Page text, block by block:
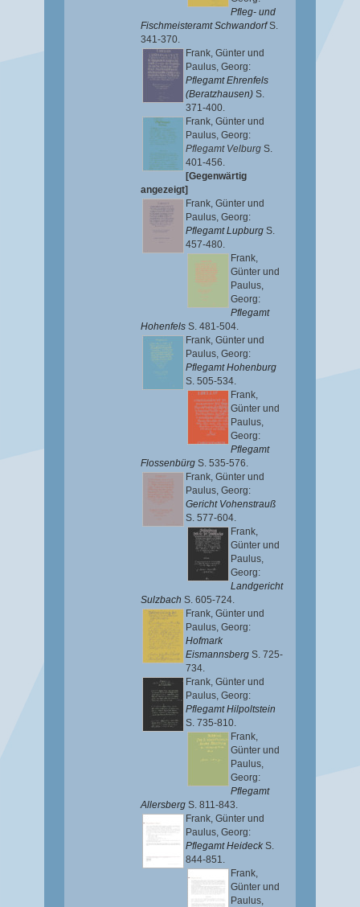
Pfleg- und
Fischmeisteramt SchwandorfS.
341-370.
Frank, Günter und
Paulus, Georg:
Pflegamt Ehrenfels
(Beratzhausen) S.
371-400.
Frank, Günter und
Paulus, Georg:
Pflegamt Velburg S.
401-456.
[Gegenwärtig
angezeigt]
Frank, Günter und
Paulus, Georg:
Pflegamt Lupburg S.
457-480.
Frank,
Günter und
Paulus,
Georg:
Pflegamt
Hohenfels S. 481-504.
Frank, Günter und
Paulus, Georg:
Pflegamt Hohenburg
S. 505-534.
Frank,
Günter und
Paulus,
Georg:
Pflegamt
Flossenbürg S. 535-576.
Frank, Günter und
Paulus, Georg:
Gericht Vohenstrauß
S. 577-604.
Frank,
Günter und
Paulus,
Georg:
Landgericht
Sulzbach S. 605-724.
Frank, Günter und
Paulus, Georg:
Hofmark
Eismannsberg S. 725-
734.
Frank, Günter und
Paulus, Georg:
Pflegamt Hilpoltstein
S. 735-810.
Frank,
Günter und
Paulus,
Georg:
Pflegamt
Allersberg S. 811-843.
Frank, Günter und
Paulus, Georg:
Pflegamt Heideck S.
844-851.
Frank,
Günter und
Paulus,